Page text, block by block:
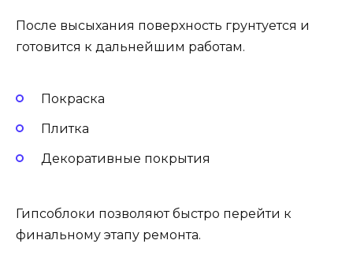
После высыхания поверхность грунтуется и
готовится к дальнейшим работам.
Покраска
Плитка
Декоративные покрытия
Гипсоблоки позволяют быстро перейти к
финальному этапу ремонта.